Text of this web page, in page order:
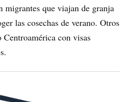
migrantes que viajan de granja
las cosechas de verano. Otros
con visas